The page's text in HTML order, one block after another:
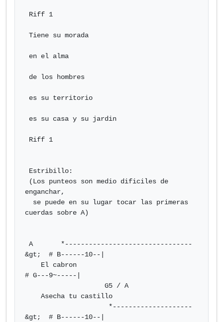
enganchar,
cuerdas sobre A)
&gt;  # B------10--|
# G---9~-----|
&gt;  # B------10--|